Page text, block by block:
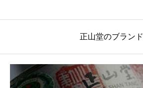
正山堂のブランド